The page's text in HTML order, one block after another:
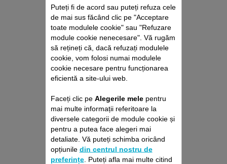
CABLU DE
ALIMENTARE SS-
10001267
A se utiliza exclusiv împreună
cu blocul de alimentare propriu
20,80 RON
Puteți fi de acord sau puteți refuza cele
de mai sus făcând clic pe "Acceptare
toate modulele cookie" sau "Refuzare
module cookie nenecesare". Vă rugăm
să rețineți că, dacă refuzați modulele
cookie, vom folosi numai modulele
cookie necesare pentru funcționarea
eficientă a site-ului web.
Faceți clic pe Alegerile melepentru
mai multe informații referitoare la
diversele categorii de module cookie și
pentru a putea face alegeri mai
detaliate. Vă puteți schimba oricând
opțiunile din centrul nostru de
preferințe. Puteți afla mai multe citind